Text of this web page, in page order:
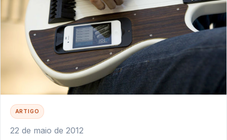
ARTIGO
22 de maio de 2012